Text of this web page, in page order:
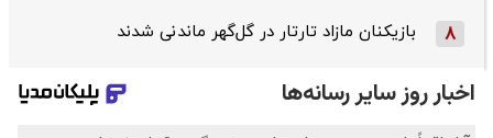
8 بازیکنان مازاد تارتار در گل‌گهر ماندنی شدند